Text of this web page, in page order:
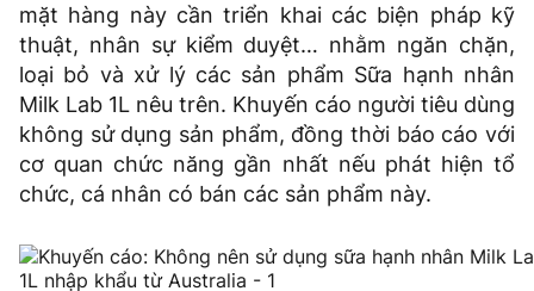
mặt hàng này cần triển khai các biện pháp kỹ
thuật, nhân sự kiểm duyệt… nhằm ngăn chặn,
loại bỏ và xử lý các sản phẩm Sữa hạnh nhân
Milk Lab 1L nêu trên. Khuyến cáo người tiêu dùng
không sử dụng sản phẩm, đồng thời báo cáo với
cơ quan chức năng gần nhất nếu phát hiện tổ
chức, cá nhân có bán các sản phẩm này.